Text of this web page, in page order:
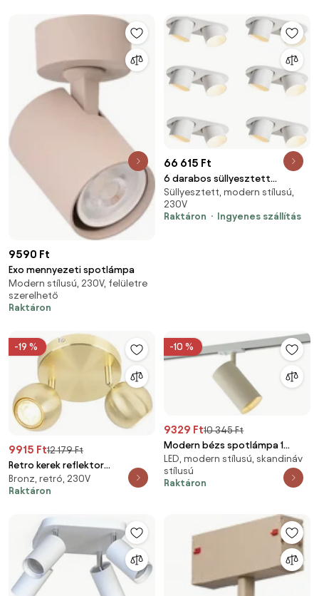
9590 Ft
Exo mennyezeti spotlámpa
Modern stílusú, 230V, felületre
szerelhető
Raktáron
66 615 Ft
6 darabos süllyesztett
spotlámpa szett fehér GU10
70mm dönthető 2-fényű -
Installa
Süllyesztett, modern stílusú,
230V
Raktáron
Ingyenes szállítás
-19 %
9915 Ft12 179 Ft
Retro kerek reflektor
sárgarézzel mennyezeti
tárcsával 2 lámpás - Gissi
Bronz, retró, 230V
Raktáron
-10 %
9329 Ft10 345 Ft
Modern bézs spotlámpa 1
fázisú sínrendszerhez GU10
70mm - Iconic Jeana Luxe
LED, modern stílusú, skandináv
stílusú
Raktáron